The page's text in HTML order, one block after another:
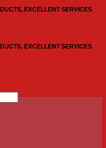
EXCELLENT SERVICES
EXCELLENT SERVICES